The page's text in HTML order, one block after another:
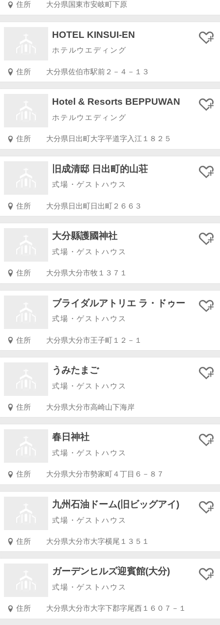
住所 大分県国東市安岐町下原
HOTEL KINSUI-EN
ホテルウエディング
住所 大分県佐伯市駅前２－４－１３
Hotel & Resorts BEPPUWAN
ホテルウエディング
住所 大分県日出町大字平道字入江１８２５
旧成清邸 日出町的山荘
式場・ゲストハウス
住所 大分県日出町日出町２６６３
大分縣護國神社
式場・ゲストハウス
住所 大分県大分市牧１３７１
ブライダルアトリエ ラ・ドゥー
式場・ゲストハウス
住所 大分県大分市王子町１２－１
うみたまご
式場・ゲストハウス
住所 大分県大分市高崎山下海岸
春日神社
式場・ゲストハウス
住所 大分県大分市勢家町４丁目６－８７
九州石油ドーム(旧ビッグアイ)
式場・ゲストハウス
住所 大分県大分市大字横尾１３５１
ガーデンヒルズ迎賓館(大分)
式場・ゲストハウス
住所 大分県大分市大字下郡字尾西１６０７－１